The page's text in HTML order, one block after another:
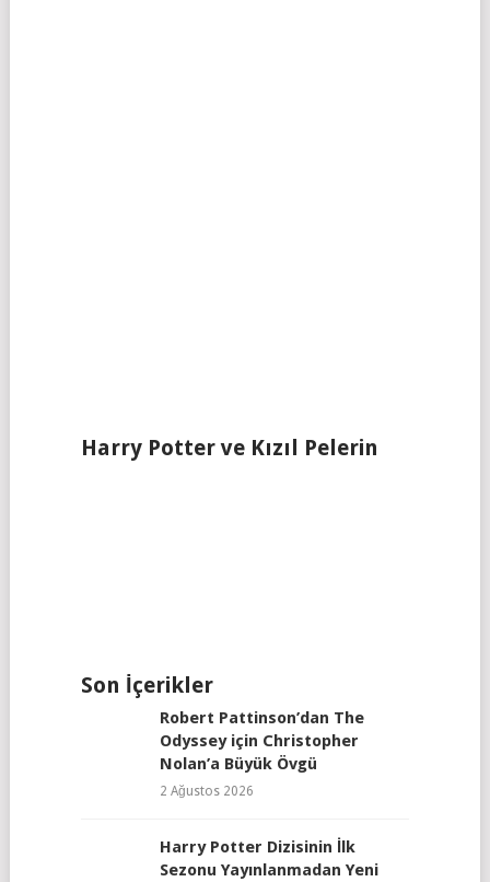
Harry Potter ve Kızıl Pelerin
Son İçerikler
Robert Pattinson’dan The
Odyssey için Christopher
Nolan’a Büyük Övgü
2 Ağustos 2026
Harry Potter Dizisinin İlk
Sezonu Yayınlanmadan Yeni